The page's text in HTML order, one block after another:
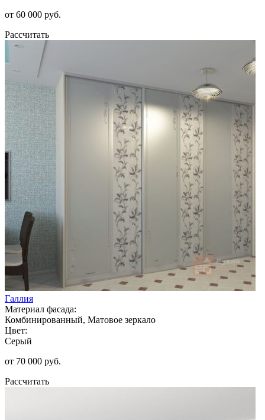
от 60 000 руб.
Рассчитать
Галлия
Материал фасада:
Комбинированный, Матовое зеркало
Цвет:
Серый
от 70 000 руб.
Рассчитать